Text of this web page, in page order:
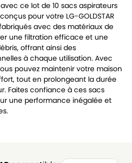
ce lot de 10 sacs aspirateurs
pour votre LG-GOLDSTAR
avec des matériaux de
une filtration efficace et une
offrant ainsi des
à chaque utilisation. Avec
pouvez maintenir votre maison
tout en prolongeant la durée
Faites confiance à ces sacs
une performance inégalée et